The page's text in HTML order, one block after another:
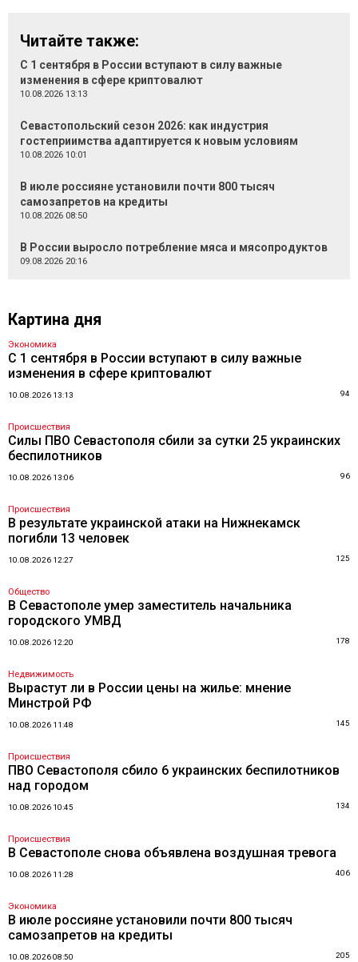
Читайте также:
С 1 сентября в России вступают в силу важные
изменения в сфере криптовалют
10.08.2026 13:13
Севастопольский сезон 2026: как индустрия
гостеприимства адаптируется к новым условиям
10.08.2026 10:01
В июле россияне установили почти 800 тысяч
самозапретов на кредиты
10.08.2026 08:50
В России выросло потребление мяса и мясопродуктов
09.08.2026 20:16
Картина дня
Экономика
С 1 сентября в России вступают в силу важные
изменения в сфере криптовалют
10.08.2026 13:13 94
Происшествия
Силы ПВО Севастополя сбили за сутки 25 украинских
беспилотников
10.08.2026 13:06 96
Происшествия
В результате украинской атаки на Нижнекамск
погибли 13 человек
10.08.2026 12:27 125
Общество
В Севастополе умер заместитель начальника
городского УМВД
10.08.2026 12:20 178
Недвижимость
Вырастут ли в России цены на жилье: мнение
Минстрой РФ
10.08.2026 11:48 145
Происшествия
ПВО Севастополя сбило 6 украинских беспилотников
над городом
10.08.2026 10:45 134
Происшествия
В Севастополе снова объявлена воздушная тревога
10.08.2026 11:28 406
Экономика
В июле россияне установили почти 800 тысяч
самозапретов на кредиты
10.08.2026 08:50 205